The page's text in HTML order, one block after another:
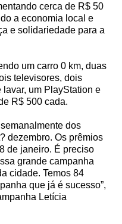
cerca de R$ 50
a economia local e
e solidariedade para a
um carro 0 km, duas
televisores, dois
um PlayStation e
R$ 500 cada.
dos
dezembro. Os prêmios
de janeiro. É preciso
grande campanha
cidade. Temos 84
que já é sucesso”,
Letícia